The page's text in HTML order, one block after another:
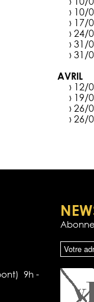
› 10/
› 17/
› 24/
› 31/
› 31/
AVRIL
› 12/
› 19/
› 26/
› 26/
9h -